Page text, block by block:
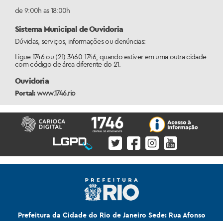
de 9:00h as 18:00h
Sistema Municipal de Ouvidoria
Dúvidas, serviços, informações ou denúncias:
Ligue 1746 ou (21) 3460-1746, quando estiver em uma outra cidade
com código de área diferente do 21.
Ouvidoria
Portal:www.1746.rio
Prefeitura da Cidade do Rio de Janeiro Sede: Rua Afonso